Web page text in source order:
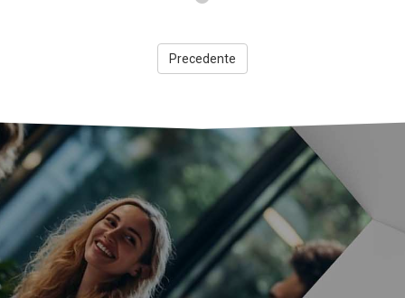
Precedente